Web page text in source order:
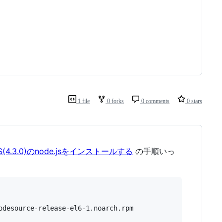
1 file 0 forks 0 comments 0 stars
のnode.jsをインストールする の手順いっ
release-el6-1.noarch.rpm